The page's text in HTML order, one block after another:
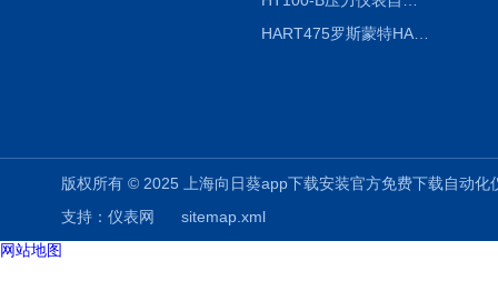
HART475罗斯蒙特HART475手操器
版权所有 © 2025 上海向日葵app下载安装官方免费下载自
支持： 仪表网
sitemap.xml
网站地图